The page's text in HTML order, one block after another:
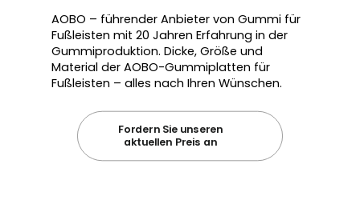
AOBO – führender Anbieter von Gummi für
Fußleisten mit 20 Jahren Erfahrung in der
Gummiproduktion. Dicke, Größe und
Material der AOBO-Gummiplatten für
Fußleisten – alles nach Ihren Wünschen.
Fordern Sie unseren
aktuellen Preis an